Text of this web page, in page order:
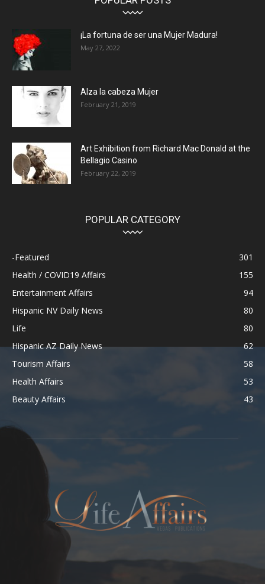
¡La fortuna de ser una Mujer Madura!
May 27, 2022
Alza la cabeza Mujer
February 21, 2019
Art Exhibition from Richard Mac Donald at the
Bellagio Casino
February 22, 2019
POPULAR CATEGORY
-Featured
301
Health / COVID19 Affairs
155
Entertainment Affairs
94
Hispanic NV Daily News
80
Life
80
Hispanic AZ Daily News
62
Tourism Affairs
58
Health Affairs
53
Beauty Affairs
43